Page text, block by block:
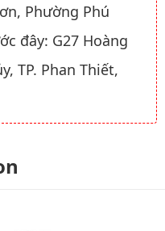
Phường Phú
đây: G27 Hoàng
TP. Phan Thiết,